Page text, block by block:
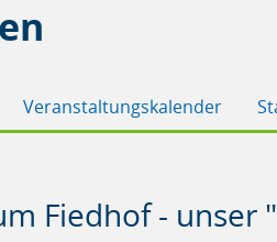
Veranstaltungskalender
Fiedhof - unser